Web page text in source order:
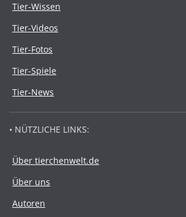
Tier-Wissen
Tier-Videos
Tier-Fotos
Tier-Spiele
Tier-News
• NÜTZLICHE LINKS:
Über tierchenwelt.de
Über uns
Autoren